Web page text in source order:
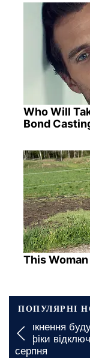
Who Will
Bond
This
ПОПУЛЯРНІ
Вимкнення
графіки
серпня